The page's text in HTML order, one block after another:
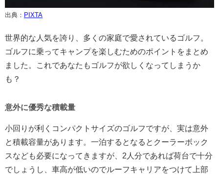
出典： PIXTA
世界的な人気を誇り、多くの家庭で愛されているゴルフ。
ゴルフに乗ってキャンプを楽しむためのポイントをまとめ
ました。これであなたもゴルフが欲しくなってしまうか
も？
意外に優秀な積載量
小回りが利くコンパクトサイズのゴルフですが、実は意外
と積載容量があります。一泊するとなるとクーラーボック
スなども必要になってきますが、2人分であれば荷台で十分
でしょうし、車高が低いのでルーフキャリアをつけて上部